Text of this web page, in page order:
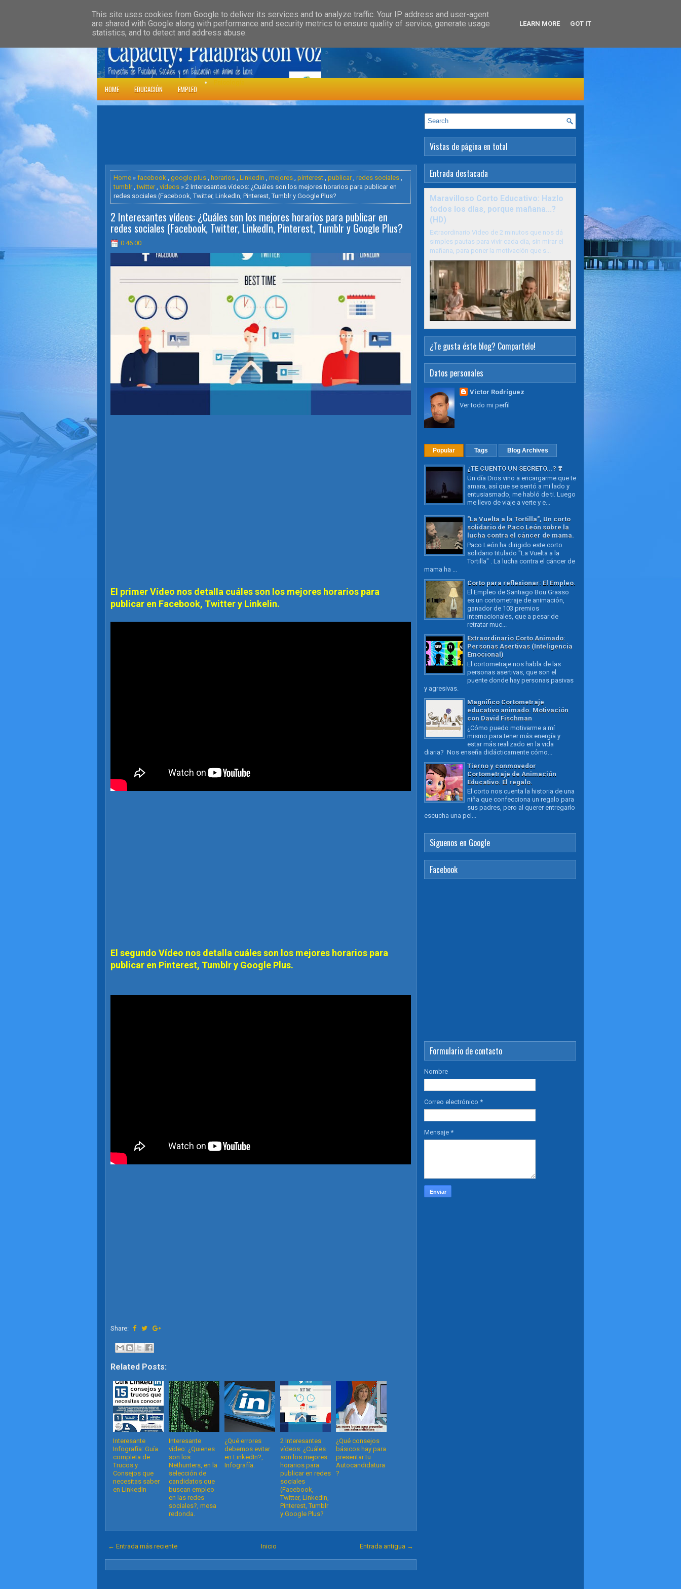
HOME DOWNLOADS » PARENT CATEGORY » FEATURED HEALTH »
HOME EDUCACIÓN EMPLEO
Home » facebook , google plus , horarios , Linkedin , mejores , pinterest , publicar, redes sociales ,
tumblr,twitter, vídeos » 2 Interesantes vídeos: ¿Cuáles son los mejores horarios para publicar en
redes sociales (Facebook, Twitter, LinkedIn, Pinterest, Tumblr y Google Plus?
2 Interesantes vídeos: ¿Cuáles son los mejores horarios para publicar en
redes sociales (Facebook, Twitter, LinkedIn, Pinterest, Tumblr y Google Plus?
0:46:00
El primer Vídeo nos detalla cuáles son los mejores horarios para
publicar en Facebook, Twitter y Linkelin.
El segundo Vídeo nos detalla cuáles son los mejores horarios para
publicar en Pinterest, Tumblr y Google Plus.
Share:
Related Posts:
Interesante
Infografía: Guía
completa de
Trucos y
Consejos que
necesitas saber
en LinkedIn
Interesante
vídeo: ¿Quienes
son los
Nethunters, en la
selección de
candidatos que
buscan empleo
en las redes
sociales?, mesa
redonda.
¿Qué errores
debemos evitar
en LinkedIn?,
Infografía.
2 Interesantes
vídeos: ¿Cuáles
son los mejores
horarios para
publicar en redes
sociales
(Facebook,
Twitter, LinkedIn,
Pinterest, Tumblr
y Google Plus?
¿Qué consejos
básicos hay para
presentar tu
Autocandidatura
?
← Entrada más reciente Entrada antigua →
Inicio
Vistas de página en total
Entrada destacada
Maravilloso Corto Educativo: Hazlo
todos los días, porque mañana...?
(HD)
Extraordinario Video de 2 minutos que nos dá
simples pautas para vivir cada día, sin mirar el
mañana, para poner la motivación que s...
¿Te gusta éste blog? Compartelo!
Datos personales
Victor Rodríguez
Ver todo mi perfil
Popular Tags Blog Archives
¿TE CUENTO UN SECRETO...? ❣️
Un día Dios vino a encargarme que te
amara, así que se sentó a mi lado y
entusiasmado, me habló de ti. Luego
me llevo de viaje a verte y e...
"La Vuelta a la Tortilla", Un corto
solidario de Paco León sobre la
lucha contra el cáncer de mama.
Paco León ha dirigido este corto
solidario titulado "La Vuelta a la
Tortilla" . La lucha contra el cáncer de
mama ha ...
Corto para reflexionar: El Empleo.
El Empleo de Santiago Bou Grasso
es un cortometraje de animación,
ganador de 103 premios
internacionales, que a pesar de
retratar muc...
Extraordinario Corto Animado:
Personas Asertivas (Inteligencia
Emocional)
El cortometraje nos habla de las
personas asertivas, que son el
puente donde hay personas pasivas
y agresivas.
Magnífico Cortometraje
educativo animado: Motivación
con David Fischman
¿Cómo puedo motivarme a mí
mismo para tener más energía y
estar más realizado en la vida
diaria? Nos enseña didácticamente cómo...
Tierno y conmovedor
Cortometraje de Animación
Educativo: El regalo.
El corto nos cuenta la historia de una
niña que confecciona un regalo para
sus padres, pero al querer entregarlo
escucha una pel...
Siguenos en Google
Facebook
Formulario de contacto
Nombre
Correo electrónico *
Mensaje *
This site uses cookies from Google to deliver its services and to analyze traffic. Your IP address and user-agent
are shared with Google along with performance and security metrics to ensure quality of service, generate usage
statistics, and to detect and address abuse.
LEARN MORE GOT IT